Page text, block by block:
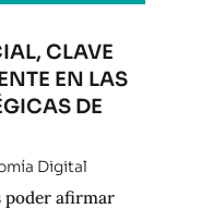
CLAVE
EN LAS
DE
Digital
poder afirmar